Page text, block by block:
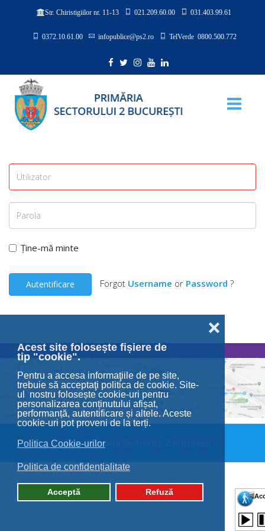
Acest site folosește fișiere de
tip "cookie".
Pentru a accesa informaţiile de pe site,
trebuie să acceptaţi politica de cookie. Site-
ul nostru folosește cookie-uri pentru
personalizarea conținutului afișat,
performanță, autentificare și altele. Aceste
cookie-uri pot proveni de la terți.
Politica Cookie-urilor
Politica de confidențialitate
Acceptă Refuză
❌
Str. Chiristigiilor nr. 11-13 021.209.60.00 031.403.99.61
0372.10.61.00 infopublice@ps2.ro TelVerde 0800.500.772
Ține-mă minte
Autentificare Forgot Username or Password ?
© 2026 Primăria Sectorului 2 București.